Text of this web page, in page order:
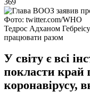
Фото: twitter.com/WHO
Тедрос Адханом
працювати разом
У світу є всі
покласти край
коронавірусу,